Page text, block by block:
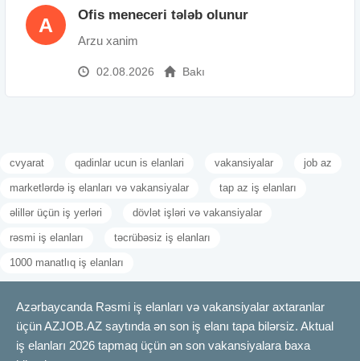
A Ofis meneceri tələb olunur
Arzu xanim
02.08.2026 Bakı
cvyarat qadinlar ucun is elanlari vakansiyalar job az
marketlərdə iş elanları və vakansiyalar tap az iş elanları
əlillər üçün iş yerləri dövlət işləri və vakansiyalar
rəsmi iş elanları təcrübəsiz iş elanları
1000 manatlıq iş elanları
Azərbaycanda Rəsmi iş elanları və vakansiyalar axtaranlar
üçün AZJOB.AZ saytında ən son iş elanı tapa bilərsiz. Aktual
iş elanları 2026 tapmaq üçün ən son vakansiyalara baxa